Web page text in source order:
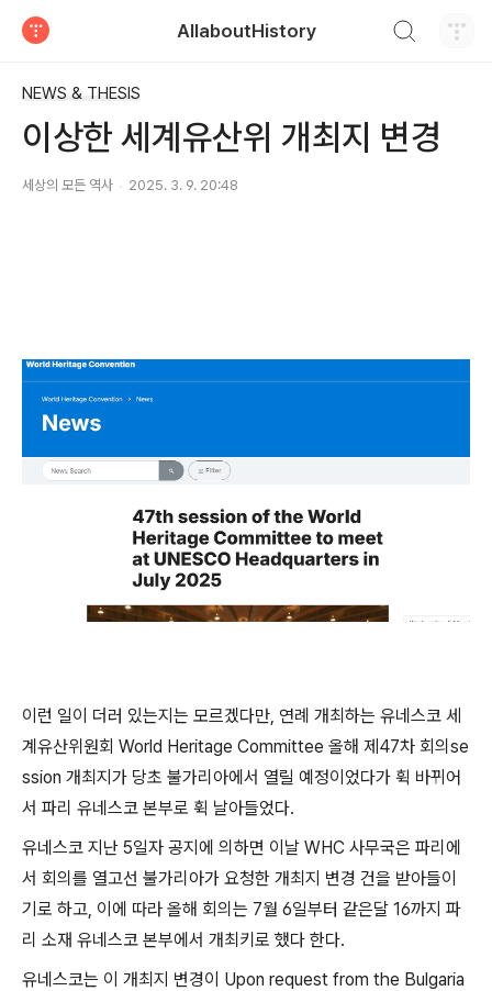
AllaboutHistory
NEWS & THESIS
이상한 세계유산위 개최지 변경
세상의 모든 역사 2025. 3. 9. 20:48
이런 일이 더러 있는지는 모르겠다만, 연례 개최하는 유네스코 세
계유산위원회 World Heritage Committee 올해 제47차 회의se
ssion 개최지가 당초 불가리아에서 열릴 예정이었다가 휙 바뀌어
서 파리 유네스코 본부로 휙 날아들었다.
유네스코 지난 5일자 공지에 의하면 이날 WHC 사무국은 파리에
서 회의를 열고선 불가리아가 요청한 개최지 변경 건을 받아들이
기로 하고, 이에 따라 올해 회의는 7월 6일부터 같은달 16까지 파
리 소재 유네스코 본부에서 개최키로 했다 한다.
유네스코는 이 개최지 변경이 Upon request from the Bulgaria